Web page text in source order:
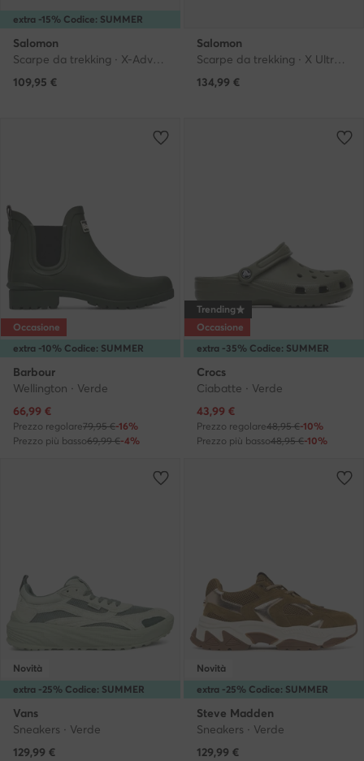
extra -15% Codice: SUMMER
Salomon
Scarpe da trekking · X-Adventure Recon L47813600 · Verde
109,95 €
Salomon
Scarpe da trekking · X Ultra 360 Edge L49097300 · Verde
134,99 €
extra -10% Codice: SUMMER
Occasione
Barbour
Wellington · Verde
Prezzo attuale
66,99 €
Prezzo regolare79,95 €-16%
Prezzo più basso69,99 €-4%
extra -35% Codice: SUMMER
Trending
Occasione
Crocs
Ciabatte · Verde
Prezzo attuale
43,99 €
Prezzo regolare48,95 €-10%
Prezzo più basso48,95 €-10%
extra -25% Codice: SUMMER
Novità
Vans
Sneakers · Verde
129,99 €
extra -25% Codice: SUMMER
Novità
Steve Madden
Sneakers · Verde
129,99 €